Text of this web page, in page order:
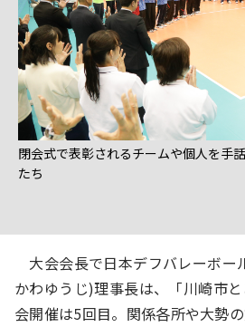
閉会式で表彰されるチームや個人を手
たち
大会会長で日本デフバレーボー
かわゆうじ)理事長は、「川崎市
会開催は5回目。関係各所や大勢